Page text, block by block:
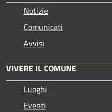
Notizie
Comunicati
Avvisi
VIVERE IL COMUNE
Luoghi
Eventi